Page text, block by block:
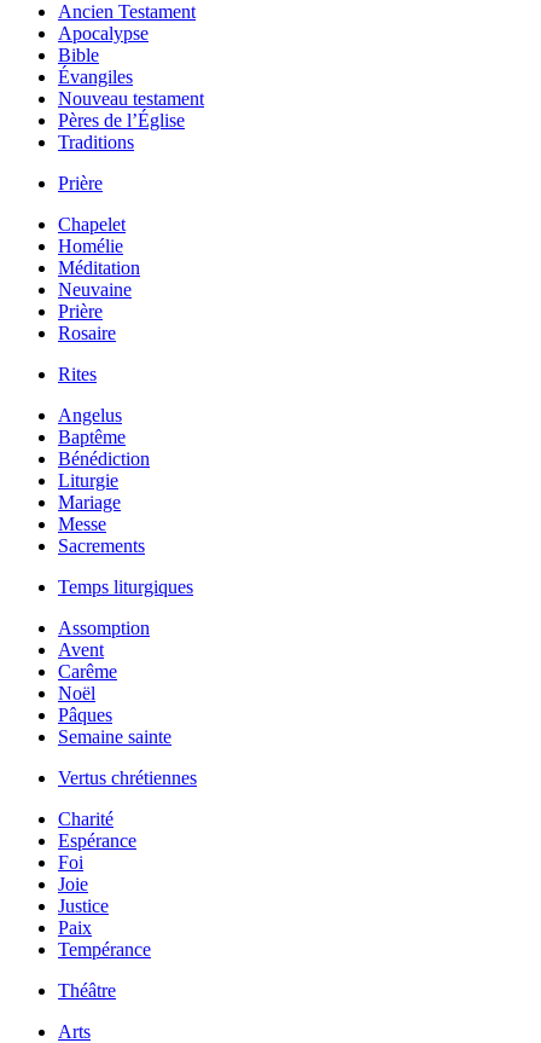
Ancien Testament
Apocalypse
Bible
Évangiles
Nouveau testament
Pères de l’Église
Traditions
Prière
Chapelet
Homélie
Méditation
Neuvaine
Prière
Rosaire
Rites
Angelus
Baptême
Bénédiction
Liturgie
Mariage
Messe
Sacrements
Temps liturgiques
Assomption
Avent
Carême
Noël
Pâques
Semaine sainte
Vertus chrétiennes
Charité
Espérance
Foi
Joie
Justice
Paix
Tempérance
Théâtre
Arts